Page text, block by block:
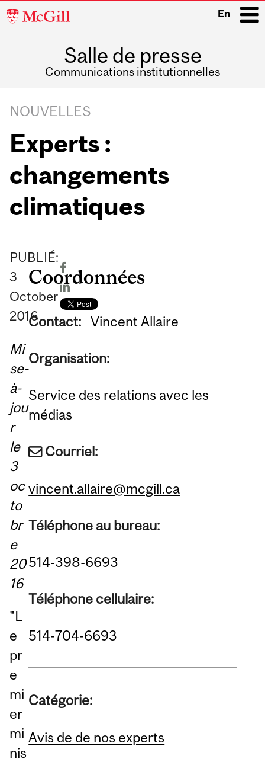
McGill
En
Salle de presse
Communications institutionnelles
navigation
NOUVELLES
Experts :
changements
climatiques
PUBLIÉ:
3
October
2016
Mi
se-
à-
jou
r
le
3
oc
to
br
e
20
16
"L
e
pr
e
mi
er
mi
nis
Coordonnées
Contact: Vincent Allaire
Organisation:
Service des relations avec les
médias
Courriel:
vincent.allaire@mcgill.ca
Téléphone au bureau:
514-398-6693
Téléphone cellulaire:
514-704-6693
Catégorie:
Avis de de nos experts
Related
Content